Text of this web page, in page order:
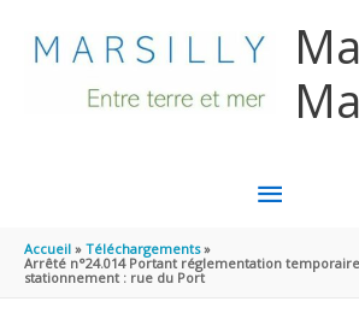
MENU
Accueil
Téléchargements
Arrêté n°24.014 Portant réglementation
stationnement : rue du Port